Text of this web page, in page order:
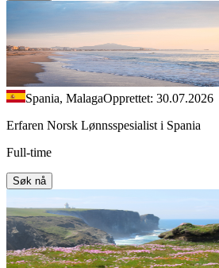
Spania, MalagaOpprettet: 30.07.2026
Erfaren Norsk Lønnsspesialist i Spania
Full-time
Søk nå